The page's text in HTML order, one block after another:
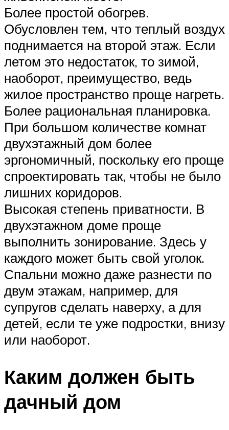
Более простой обогрев.
Обусловлен тем, что теплый воздух
поднимается на второй этаж. Если
летом это недостаток, то зимой,
наоборот, преимущество, ведь
жилое пространство проще нагреть.
Более рациональная планировка.
При большом количестве комнат
двухэтажный дом более
эргономичный, поскольку его проще
спроектировать так, чтобы не было
лишних коридоров.
Высокая степень приватности. В
двухэтажном доме проще
выполнить зонирование. Здесь у
каждого может быть свой уголок.
Спальни можно даже разнести по
двум этажам, например, для
супругов сделать наверху, а для
детей, если те уже подростки, внизу
или наоборот.
Каким должен быть
дачный дом